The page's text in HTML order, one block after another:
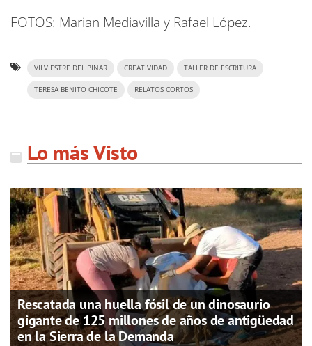
FOTOS: Marian Mediavilla y Rafael López.
VILVIESTRE DEL PINAR CREATIVIDAD TALLER DE ESCRITURA
TERESA BENITO CHICOTE RELATOS CORTOS
Lo más Visto
Rescatada una huella fósil de un dinosaurio
gigante de 125 millones de años de antigüedad
en la Sierra de la Demanda